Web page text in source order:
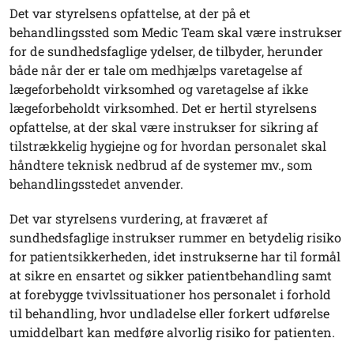
Det var styrelsens opfattelse, at der på et
behandlingssted som Medic Team skal være instrukser
for de sundhedsfaglige ydelser, de tilbyder, herunder
både når der er tale om medhjælps varetagelse af
lægeforbeholdt virksomhed og varetagelse af ikke
lægeforbeholdt virksomhed. Det er hertil styrelsens
opfattelse, at der skal være instrukser for sikring af
tilstrækkelig hygiejne og for hvordan personalet skal
håndtere teknisk nedbrud af de systemer mv., som
behandlingsstedet anvender.
Det var styrelsens vurdering, at fraværet af
sundhedsfaglige instrukser rummer en betydelig risiko
for patientsikkerheden, idet instrukserne har til formål
at sikre en ensartet og sikker patientbehandling samt
at forebygge tvivlssituationer hos personalet i forhold
til behandling, hvor undladelse eller forkert udførelse
umiddelbart kan medføre alvorlig risiko for patienten.